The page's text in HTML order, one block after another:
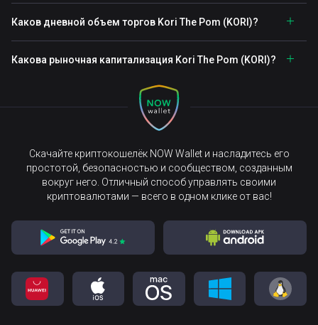
Каков дневной объем торгов Kori The Pom (KORI)?
Какова рыночная капитализация Kori The Pom (KORI)?
Скачайте криптокошелёк NOW Wallet и насладитесь его
простотой, безопасностью и сообществом, созданным
вокруг него. Отличный способ управлять своими
криптовалютами — всего в одном клике от вас!